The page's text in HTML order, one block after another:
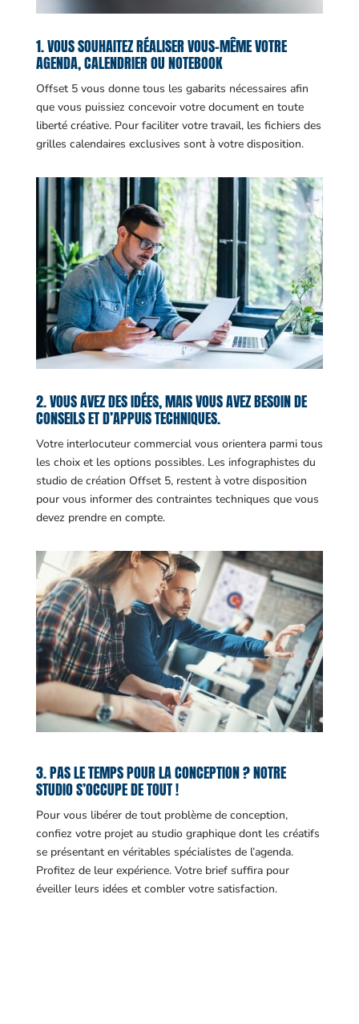
1. VOUS SOUHAITEZ RÉALISER VOUS-MÊME VOTRE
AGENDA, CALENDRIER OU NOTEBOOK
Offset 5 vous donne tous les gabarits nécessaires afin
que vous puissiez concevoir votre document en toute
liberté créative. Pour faciliter votre travail, les fichiers des
grilles calendaires exclusives sont à votre disposition.
2. VOUS AVEZ DES IDÉES, MAIS VOUS AVEZ BESOIN DE
CONSEILS ET D’APPUIS TECHNIQUES.
Votre interlocuteur commercial vous orientera parmi tous
les choix et les options possibles. Les infographistes du
studio de création Offset 5, restent à votre disposition
pour vous informer des contraintes techniques que vous
devez prendre en compte.
3. PAS LE TEMPS POUR LA CONCEPTION ? NOTRE
STUDIO S’OCCUPE DE TOUT !
Pour vous libérer de tout problème de conception,
confiez votre projet au studio graphique dont les créatifs
se présentant en véritables spécialistes de l’agenda.
Profitez de leur expérience. Votre brief suffira pour
éveiller leurs idées et combler votre satisfaction.